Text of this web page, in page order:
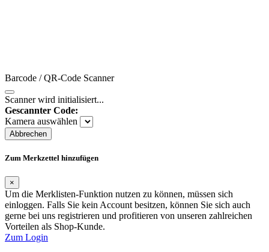
Barcode / QR-Code Scanner
Scanner wird initialisiert...
Gescannter Code:
Kamera auswählen
Abbrechen
Zum Merkzettel hinzufügen
×
Um die Merklisten-Funktion nutzen zu können, müssen sich
einloggen. Falls Sie kein Account besitzen, können Sie sich auch
gerne bei uns registrieren und profitieren von unseren zahlreichen
Vorteilen als Shop-Kunde.
Zum Login